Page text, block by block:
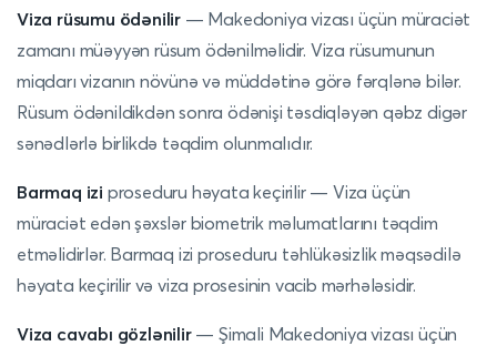
Viza rüsumu ödənilir — Makedoniya vizası üçün müraciət
zamanı müəyyən rüsum ödənilməlidir. Viza rüsumunun
miqdarı vizanın növünə və müddətinə görə fərqlənə bilər.
Rüsum ödənildikdən sonra ödənişi təsdiqləyən qəbz digər
sənədlərlə birlikdə təqdim olunmalıdır.
Barmaq izi proseduru həyata keçirilir — Viza üçün
müraciət edən şəxslər biometrik məlumatlarını təqdim
etməlidirlər. Barmaq izi proseduru təhlükəsizlik məqsədilə
həyata keçirilir və viza prosesinin vacib mərhələsidir.
Viza cavabı gözlənilir — Şimali Makedoniya vizası üçün